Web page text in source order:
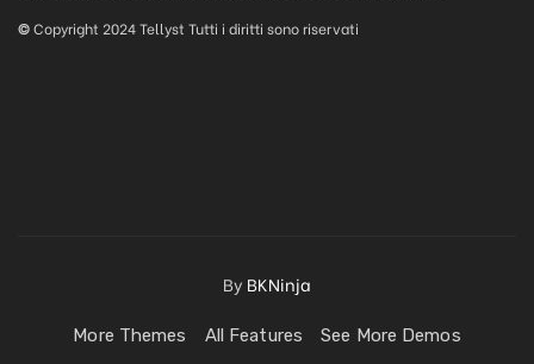
©Copyright 2024 Tellyst Tutti i diritti sono riservati
By BKNinja
More Themes All Features See More Demos